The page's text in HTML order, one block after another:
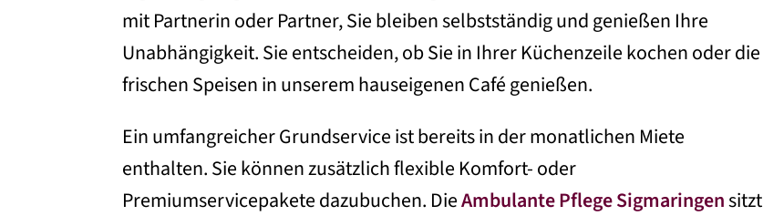
mit Partnerin oder Partner, Sie bleiben selbstständig und genießen Ihre
Unabhängigkeit. Sie entscheiden, ob Sie in Ihrer Küchenzeile kochen oder die
frischen Speisen in unserem hauseigenen Café genießen.
Ein umfangreicher Grundservice ist bereits in der monatlichen Miete
enthalten. Sie können zusätzlich flexible Komfort- oder
Premiumservicepakete dazubuchen. DieAmbulante Pflege Sigmaringensitzt